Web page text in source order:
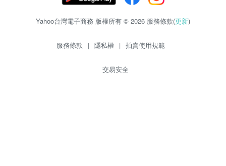
Yahoo台灣電子商務 版權所有 © 2026 服務條款(更新)
服務條款 | 隱私權 | 拍賣使用規範
交易安全